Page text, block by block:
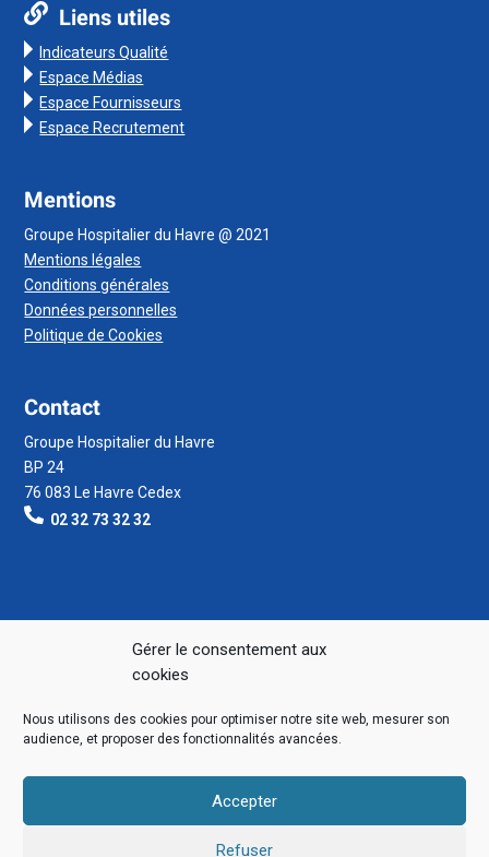
Gérer le consentement aux
cookies
Nous utilisons des cookies pour optimiser notre site web, mesurer son
audience, et proposer des fonctionnalités avancées.
Accepter
Refuser
Liens utiles
Indicateurs Qualité
Espace Médias
Espace Fournisseurs
Espace Recrutement
Mentions
Groupe Hospitalier du Havre @ 2021
Mentions légales
Conditions générales
Données personnelles
Politique de Cookies
Contact
Groupe Hospitalier du Havre
BP 24
76 083 Le Havre Cedex
02 32 73 32 32